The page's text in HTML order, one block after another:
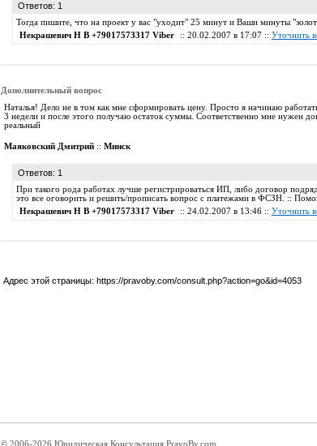
Ответов: 1
Тогда пишите, что на проект у вас "уходит" 25 минут и Ваши минуты
Некрашевич Н В +79017573317 Viber
:: 20.02.2007 в 17:07 :: Уточнить
Дополнительный вопрос
Наталья! Дело не в том как мне сформировать цену. Просто я начинаю
3 недели и после этого получаю остаток суммы. Соответственно мне нужен
реальный
Маяковский Дмитрий :: Минск
Ответов: 1
При такого рода работах лучше регистрироваться ИП, либо договор
это все оговорить и решить/прописать вопрос с платежами в ФСЗН. ::
Некрашевич Н В +79017573317 Viber
:: 24.02.2007 в 13:46 :: Уточнить
Адрес этой страницы: https://pravoby.com/consult.php?action=go&id=4053
© 2006-2026 Юридическая Консультация PravoBy.com